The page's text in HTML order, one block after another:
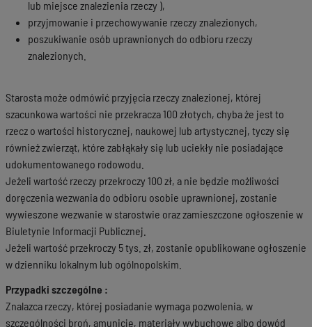
lub miejsce znalezienia rzeczy ),
przyjmowanie i przechowywanie rzeczy znalezionych,
poszukiwanie osób uprawnionych do odbioru rzeczy
znalezionych.
Starosta może odmówić przyjęcia rzeczy znalezionej, której
szacunkowa wartości nie przekracza 100 złotych, chyba że jest to
rzecz o wartości historycznej, naukowej lub artystycznej, tyczy się
również zwierząt, które zabłąkały się lub uciekły nie posiadające
udokumentowanego rodowodu.
Jeżeli wartość rzeczy przekroczy 100 zł, a nie będzie możliwości
doręczenia wezwania do odbioru osobie uprawnionej, zostanie
wywieszone wezwanie w starostwie oraz zamieszczone ogłoszenie w
Biuletynie Informacji Publicznej.
Jeżeli wartość przekroczy 5 tys. zł, zostanie opublikowane ogłoszenie
w dzienniku lokalnym lub ogólnopolskim.
Przypadki szczególne :
Znalazca rzeczy, której posiadanie wymaga pozwolenia, w
szczególności broń, amunicję, materiały wybuchowe albo dowód